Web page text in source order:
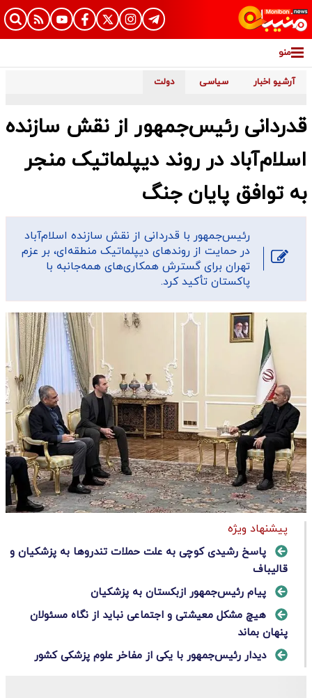
منو
آرشیو اخبار سیاسی دولت
قدردانی رئیس‌جمهور از نقش سازنده
اسلام‌آباد در روند دیپلماتیک منجر
به توافق پایان جنگ
رئیس‌جمهور با قدردانی از نقش سازنده اسلام‌آباد
در حمایت از روندهای دیپلماتیک منطقه‌ای، بر عزم
تهران برای گسترش همکاری‌های همه‌جانبه با
پاکستان تأکید کرد.
پیشنهاد ویژه
پاسخ رشیدی کوچی به علت حملات تندروها به پزشکیان و
قالیباف
پیام رئیس‌جمهور ازبکستان به پزشکیان
هیچ مشکل معیشتی و اجتماعی نباید از نگاه مسئولان
پنهان بماند
دیدار رئیس‌جمهور با یکی از مفاخر علوم پزشکی کشور